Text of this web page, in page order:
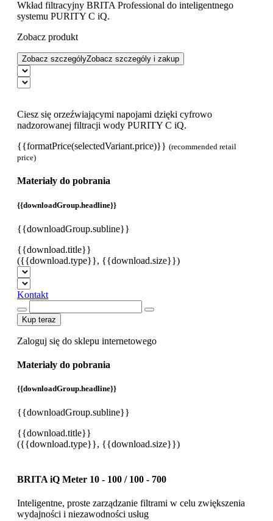
Wkład filtracyjny BRITA Professional do inteligentnego
systemu PURITY C iQ.
Zobacz produkt
Zobacz szczególyZobacz szczególy i zakup
Ciesz się orzeźwiającymi napojami dzięki cyfrowo
nadzorowanej filtracji wody PURITY C iQ.
{{formatPrice(selectedVariant.price)}} (recommended retail
price)
Materiały do pobrania
{{downloadGroup.headline}}
{{downloadGroup.subline}}
{{download.title}}
({{download.type}}, {{download.size}})
Kontakt
Kup teraz
Zaloguj się do sklepu internetowego
Materiały do pobrania
{{downloadGroup.headline}}
{{downloadGroup.subline}}
{{download.title}}
({{download.type}}, {{download.size}})
BRITA iQ Meter 10 - 100 / 100 - 700
Inteligentne, proste zarządzanie filtrami w celu zwiększenia
wydajności i niezawodności usług